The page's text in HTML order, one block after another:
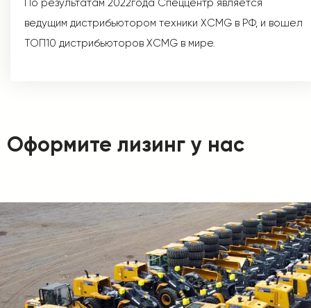
По результатам 2022года Спеццентр является
ведущим дистрибьютором техники XCMG в РФ, и вошел
ТОП10 дистрибьюторов XCMG в мире.
Оформите лизинг у нас